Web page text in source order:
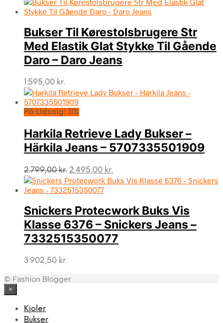
Bukser Til Kørestolsbrugere Str
Med Elastik Glat Stykke Til Gående
Daro – Daro Jeans
1.595,00 kr.
På Udsalg! 11%
Harkila Retrieve Lady Bukser –
Härkila Jeans – 5707335501909
2.799,00kr. Den
oprindelige
pris
2.799,00 kr..
2.495,00 kr.
aktuelle
2.495,00 kr..
Snickers Protecwork Buks Vis
Klasse 6376 – Snickers Jeans –
7332515350077
3.902,50 kr.
© Fashion Blogger
×
Kjoler
Bukser